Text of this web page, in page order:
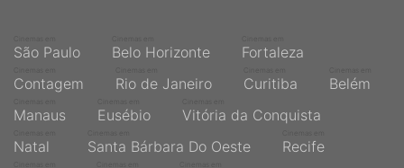
São Paulo Belo Horizonte Fortaleza
Contagem Rio de Janeiro Curitiba Belém
Manaus Eusébio Vitória da Conquista
Natal Santa Bárbara Do Oeste Recife